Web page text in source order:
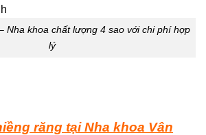
Nha khoa chất lượng 4 sao với chi phí hợp
lý
răng tại Nha khoa Vân